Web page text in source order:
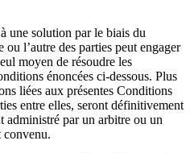
une solution par le biais du
ou l’autre des parties peut engager
moyen de résoudre les
énoncées ci-dessous. Plus
liées aux présentes Conditions
entre elles, seront définitivement
administré par un arbitre ou un
convenu.